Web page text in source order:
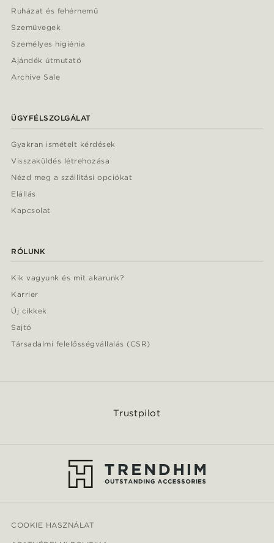
Ruházat és fehérnemű
Szemüvegek
Személyes higiénia
Ajándék útmutató
Archive Sale
ÜGYFÉLSZOLGÁLAT
Gyakran ismételt kérdések
Visszaküldés létrehozása
Nézd meg a szállítási opciókat
Elállás
Kapcsolat
RÓLUNK
Kik vagyunk és mit akarunk?
Karrier
Új cikkek
Sajtó
Társadalmi felelősségvállalás (CSR)
Trustpilot
COOKIE HASZNÁLAT